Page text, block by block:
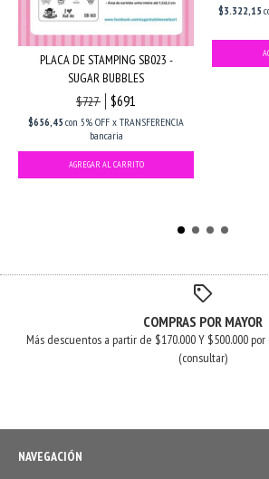
PLACA DE STAMPING SB023 -
SUGAR BUBBLES
$727
$691
$656,45 con 5% OFF x TRANSFERENCIA
bancaria
$3.322,15
COMPRAS POR MAYOR
Más descuentos a partir de $170.000 Y $500.000
(consultar)
NAVEGACIÓN